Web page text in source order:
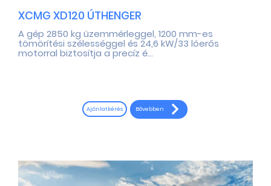
XCMG XD120 ÚTHENGER
A gép 2850 kg üzemmérleggel, 1200 mm-es
tömörítési szélességgel és 24,6 kW/33 lóerős
motorral biztosítja a precíz é...
Ajánlatkérés Bővebben